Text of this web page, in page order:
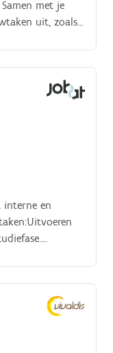
met je
uit, zoals
is geen
om bij te leren
jouw inzet bij
interne en